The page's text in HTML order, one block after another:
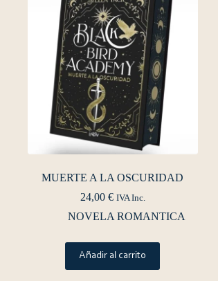
MUERTE A LA OSCURIDAD
24,00 € IVA Inc.
NOVELA ROMANTICA
Añadir al carrito